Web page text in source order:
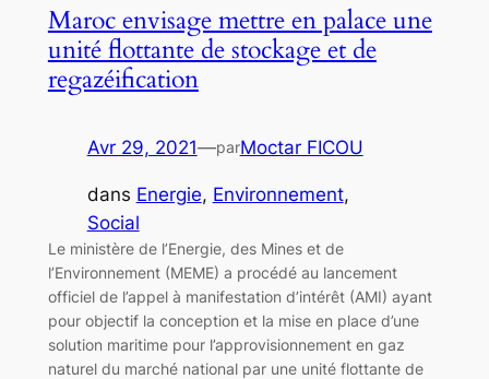
Maroc envisage mettre en palace une
unité flottante de stockage et de
regazéification
Avr 29, 2021—parMoctar FICOU
dans Energie, Environnement
Social
Le ministère de l’Energie, des Mines et de
l’Environnement (MEME) a procédé au lancement
officiel de l’appel à manifestation d’intérêt (AMI) ayant
pour objectif la conception et la mise en place d’une
solution maritime pour l’approvisionnement en gaz
naturel du marché national par une unité flottante de